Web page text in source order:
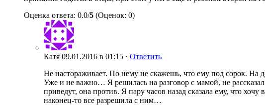
Оценка ответа: 0.0/5 (Оценок: 0)
Катя 09.01.2016 в 01:15 · Ответить
Не настораживает. По нему не скажешь, что ему под сорок. На
Уже и не важно… Я решилась на разговор с мамой, не
приведут, она против. Я пару часов назад сказала ему, что
наконец-то все разрешила с ним…